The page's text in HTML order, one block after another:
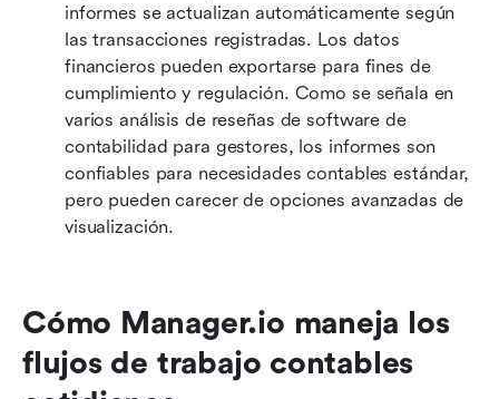
informes se actualizan automáticamente según
las transacciones registradas. Los datos
financieros pueden exportarse para fines de
cumplimiento y regulación. Como se señala en
varios análisis de reseñas de software de
contabilidad para gestores, los informes son
confiables para necesidades contables estándar,
pero pueden carecer de opciones avanzadas de
visualización.
Cómo Manager.io maneja los
flujos de trabajo contables